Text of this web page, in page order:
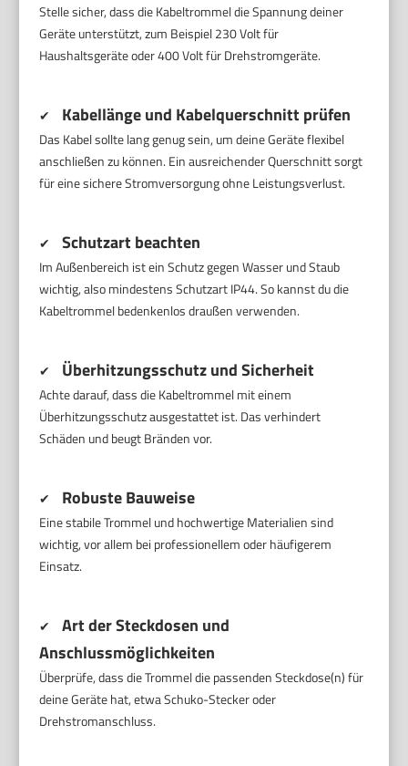
Stelle sicher, dass die Kabeltrommel die Spannung deiner
Geräte unterstützt, zum Beispiel 230 Volt für
Haushaltsgeräte oder 400 Volt für Drehstromgeräte.
✔ Kabellänge und Kabelquerschnitt prüfen
Das Kabel sollte lang genug sein, um deine Geräte flexibel
anschließen zu können. Ein ausreichender Querschnitt sorgt
für eine sichere Stromversorgung ohne Leistungsverlust.
✔ Schutzart beachten
Im Außenbereich ist ein Schutz gegen Wasser und Staub
wichtig, also mindestens Schutzart IP44. So kannst du die
Kabeltrommel bedenkenlos draußen verwenden.
✔ Überhitzungsschutz und Sicherheit
Achte darauf, dass die Kabeltrommel mit einem
Überhitzungsschutz ausgestattet ist. Das verhindert
Schäden und beugt Bränden vor.
✔ Robuste Bauweise
Eine stabile Trommel und hochwertige Materialien sind
wichtig, vor allem bei professionellem oder häufigerem
Einsatz.
✔
Art der Steckdosen und
Anschlussmöglichkeiten
Überprüfe, dass die Trommel die passenden Steckdose(n) für
deine Geräte hat, etwa Schuko-Stecker oder
Drehstromanschluss.